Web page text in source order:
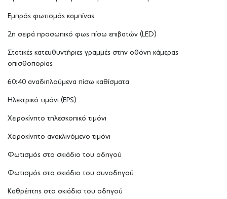
Εμπρός φωτισμός καμπίνας
2η σειρά προσωπικό φως πίσω επιβατών (LED)
Στατικές κατευθυντήριες γραμμές στην οθόνη κάμερας
οπισθοπορίας
60:40 αναδιπλούμενα πίσω καθίσματα
Ηλεκτρικό τιμόνι (EPS)
Χειροκίνητο τηλεσκοπικό τιμόνι
Χειροκίνητο ανακλινόμενο τιμόνι
Φωτισμός στο σκιάδιο του οδηγού
Φωτισμός στο σκιάδιο του συνοδηγού
Καθρέπτης στο σκιάδιο του οδηγού